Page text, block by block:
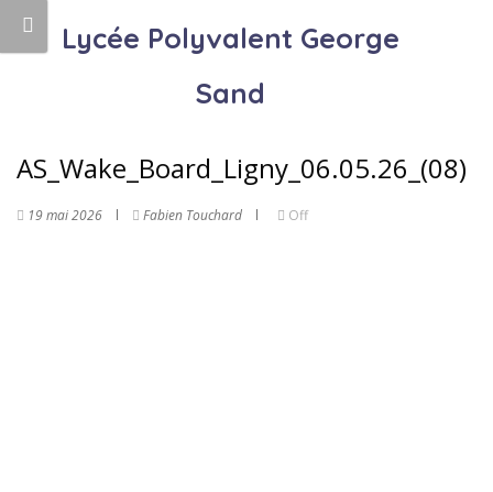
Lycée Polyvalent George
Sand
AS_Wake_Board_Ligny_06.05.26_(08)
19 mai 2026 Fabien Touchard Off